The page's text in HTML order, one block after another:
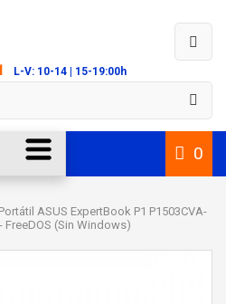
L-V: 10-14 | 15-19:00h
0
Portátil ASUS ExpertBook P1 P1503CVA-
FreeDOS (Sin Windows)